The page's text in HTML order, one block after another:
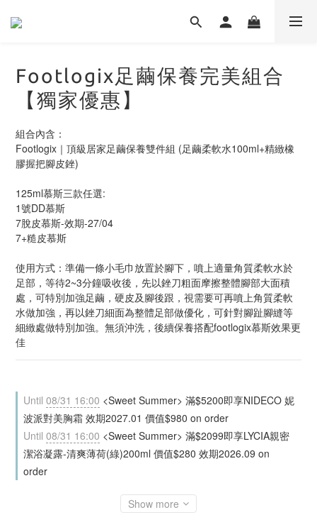
Footlogix足繭保養完美組合
【獨家優惠】
組合內含：
Footlogix｜頂級居家足繭保養雙件組 (足繭柔軟水100ml+精緻橡
膠握把腳皮銼)
125ml慕斯三款任選:
1號DD慕斯
7脫皮慕斯-效期-27/04
7+糙皮慕斯
使用方式：準備一條小毛巾放置於腳下，噴上適量角質柔軟水於
足部，等待2~3分鐘吸收後，先以銼刀粗面摩擦整體腳部大面積
處，可特別加強足繭，硬皮及腳後跟，視需要可再噴上角質柔軟
水做加強，再以銼刀細面為整體足部做優化，可針對腳趾腳縫等
細緻處做特別加強。無須沖洗，後續保養搭配footlogix慕斯效果更
佳
Until 08/31 16:00 <Sweet Summer> 滿$5200即享NIDECO 妮
波派對美胸霜 效期2027.01 價值$980 on order
Until 08/31 16:00 <Sweet Summer> 滿$2099即享LYCIA親密
潔浴凝露-清爽薄荷(綠)200ml 價值$280 效期2026.09 on
order
Show more